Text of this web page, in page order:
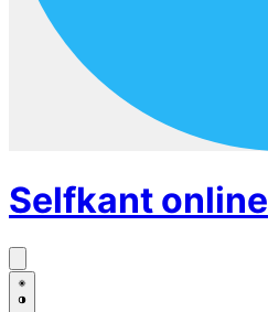
Selfkant online